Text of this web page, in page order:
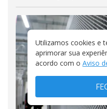
Utilizamos cookies e
aprimorar sua
acordo com o Aviso